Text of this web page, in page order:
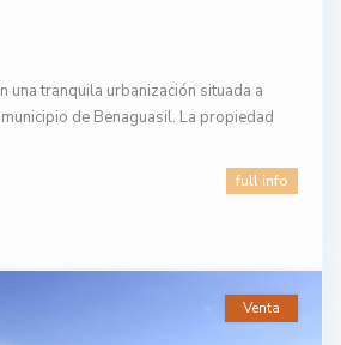
una tranquila urbanización situada a
de Benaguasil. La propiedad
full info
Venta